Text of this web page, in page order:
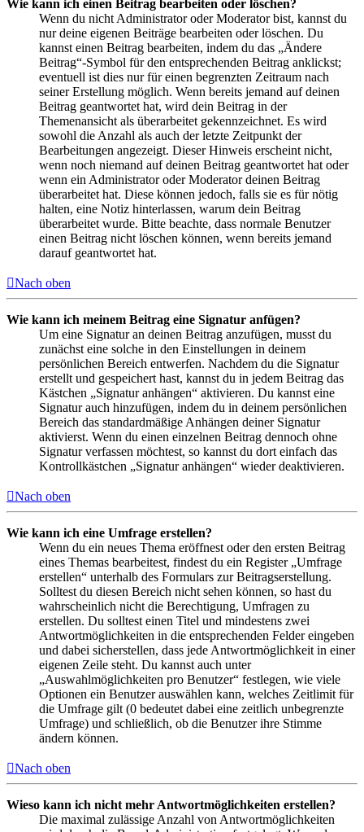
Wie kann ich einen Beitrag bearbeiten oder löschen?
Wenn du nicht Administrator oder Moderator bist, kannst du
nur deine eigenen Beiträge bearbeiten oder löschen. Du
kannst einen Beitrag bearbeiten, indem du das „Ändere
Beitrag“-Symbol für den entsprechenden Beitrag anklickst;
eventuell ist dies nur für einen begrenzten Zeitraum nach
seiner Erstellung möglich. Wenn bereits jemand auf deinen
Beitrag geantwortet hat, wird dein Beitrag in der
Themenansicht als überarbeitet gekennzeichnet. Es wird
sowohl die Anzahl als auch der letzte Zeitpunkt der
Bearbeitungen angezeigt. Dieser Hinweis erscheint nicht,
wenn noch niemand auf deinen Beitrag geantwortet hat oder
wenn ein Administrator oder Moderator deinen Beitrag
überarbeitet hat. Diese können jedoch, falls sie es für nötig
halten, eine Notiz hinterlassen, warum dein Beitrag
überarbeitet wurde. Bitte beachte, dass normale Benutzer
einen Beitrag nicht löschen können, wenn bereits jemand
darauf geantwortet hat.
Nach oben
Wie kann ich meinem Beitrag eine Signatur anfügen?
Um eine Signatur an deinen Beitrag anzufügen, musst du
zunächst eine solche in den Einstellungen in deinem
persönlichen Bereich entwerfen. Nachdem du die Signatur
erstellt und gespeichert hast, kannst du in jedem Beitrag das
Kästchen „Signatur anhängen“ aktivieren. Du kannst eine
Signatur auch hinzufügen, indem du in deinem persönlichen
Bereich das standardmäßige Anhängen deiner Signatur
aktivierst. Wenn du einen einzelnen Beitrag dennoch ohne
Signatur verfassen möchtest, so kannst du dort einfach das
Kontrollkästchen „Signatur anhängen“ wieder deaktivieren.
Nach oben
Wie kann ich eine Umfrage erstellen?
Wenn du ein neues Thema eröffnest oder den ersten Beitrag
eines Themas bearbeitest, findest du ein Register „Umfrage
erstellen“ unterhalb des Formulars zur Beitragserstellung.
Solltest du diesen Bereich nicht sehen können, so hast du
wahrscheinlich nicht die Berechtigung, Umfragen zu
erstellen. Du solltest einen Titel und mindestens zwei
Antwortmöglichkeiten in die entsprechenden Felder eingeben
und dabei sicherstellen, dass jede Antwortmöglichkeit in einer
eigenen Zeile steht. Du kannst auch unter
„Auswahlmöglichkeiten pro Benutzer“ festlegen, wie viele
Optionen ein Benutzer auswählen kann, welches Zeitlimit für
die Umfrage gilt (0 bedeutet dabei eine zeitlich unbegrenzte
Umfrage) und schließlich, ob die Benutzer ihre Stimme
ändern können.
Nach oben
Wieso kann ich nicht mehr Antwortmöglichkeiten erstellen?
Die maximal zulässige Anzahl von Antwortmöglichkeiten